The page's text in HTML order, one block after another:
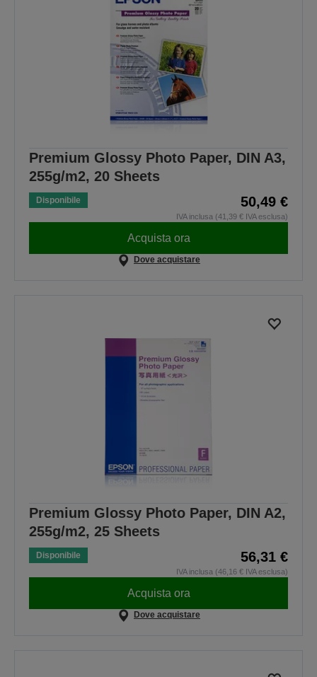
Premium Glossy Photo Paper, DIN A3,
255g/m2, 20 Sheets
Disponibile 50,49 €
IVA inclusa (41,39 € IVA esclusa)
Acquista ora
Dove acquistare
Premium Glossy Photo Paper, DIN A2,
255g/m2, 25 Sheets
Disponibile 56,31 €
IVA inclusa (46,16 € IVA esclusa)
Acquista ora
Dove acquistare